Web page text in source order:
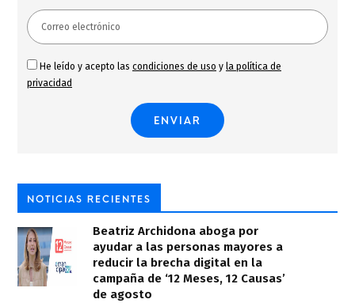
He leído y acepto las condiciones de uso y la política de
privacidad
NOTICIAS RECIENTES
Beatriz Archidona aboga por
ayudar a las personas mayores a
reducir la brecha digital en la
campaña de ‘12 Meses, 12 Causas’
de agosto